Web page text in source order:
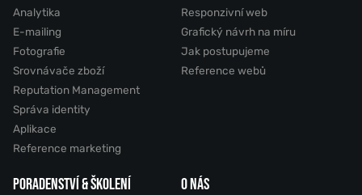
Analytika
E-mailing
Fotografie
Srovnávače zboží
Reputation Management
Správa identity
Aplikace
Reference marketing
Responzivní web
Grafický návrh na míru
Jak postupujeme
Reference webů
PORADENSTVÍ & ŠKOLENÍ O NÁS